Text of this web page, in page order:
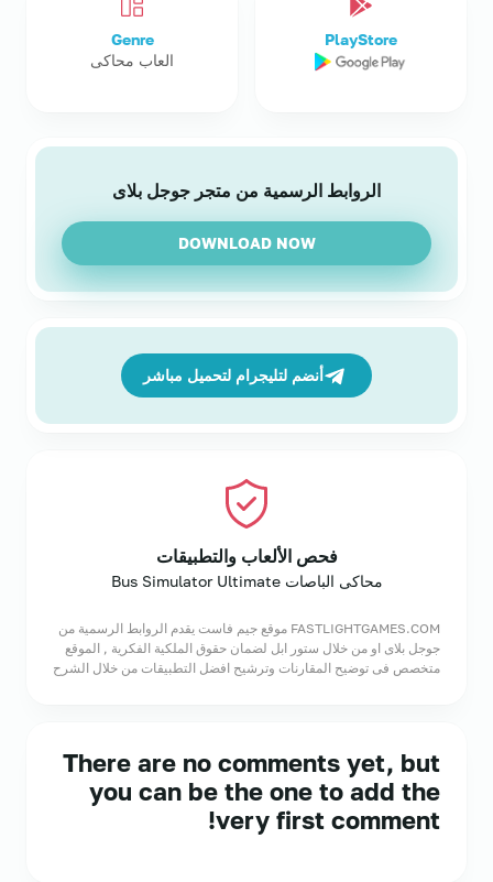
Genre
العاب محاكى
PlayStore
الروابط الرسمية من متجر جوجل بلاى
DOWNLOAD NOW
أنضم لتليجرام لتحميل مباشر
فحص الألعاب والتطبيقات
محاكى الباصات Bus Simulator Ultimate
FASTLIGHTGAMES.COM موقع جيم فاست يقدم الروابط الرسمية من
جوجل بلاى او من خلال ستور ابل لضمان حقوق الملكية الفكرية , الموقع
متخصص فى توضيح المقارنات وترشيح افضل التطبيقات من خلال الشرح
There are no comments yet, but
you can be the one to add the
very first comment!